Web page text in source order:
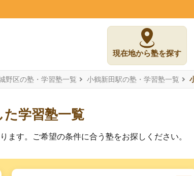
現在地から塾を探す
野区の塾・学習塾一覧 小鶴新田駅の塾・学習塾一覧
学習塾一覧
す。ご希望の条件に合う塾をお探しください。